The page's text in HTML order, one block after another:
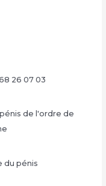
26 07 03
de l'ordre de
du pénis